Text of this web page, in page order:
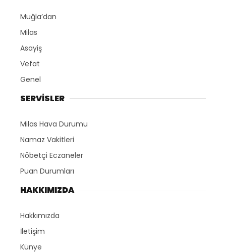
Muğla’dan
Milas
Asayiş
Vefat
Genel
SERVİSLER
Milas Hava Durumu
Namaz Vakitleri
Nöbetçi Eczaneler
Puan Durumları
HAKKIMIZDA
Hakkımızda
İletişim
Künye